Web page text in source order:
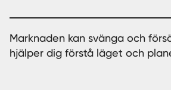
Marknaden kan svänga och
hjälper dig förstå läget och